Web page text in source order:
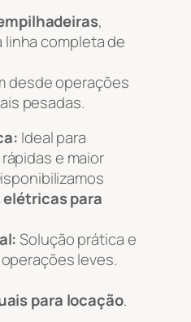
,
completa de
desde operações
pesadas.
Ideal para
e maior
para
Solução prática e
leves.
para locação.